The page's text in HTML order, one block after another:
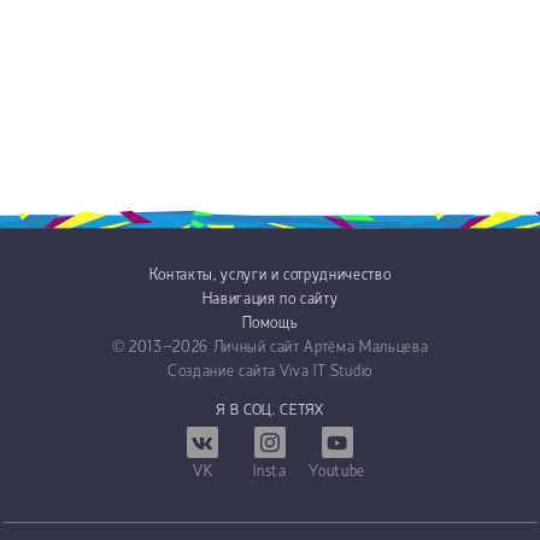
Контакты, услуги и сотрудничество
Навигация по сайту
Помощь
© 2013−2026 Личный сайт Артёма Мальцева
Создание сайта Viva IT Studio
Я В СОЦ. СЕТЯХ
VK Insta Youtube